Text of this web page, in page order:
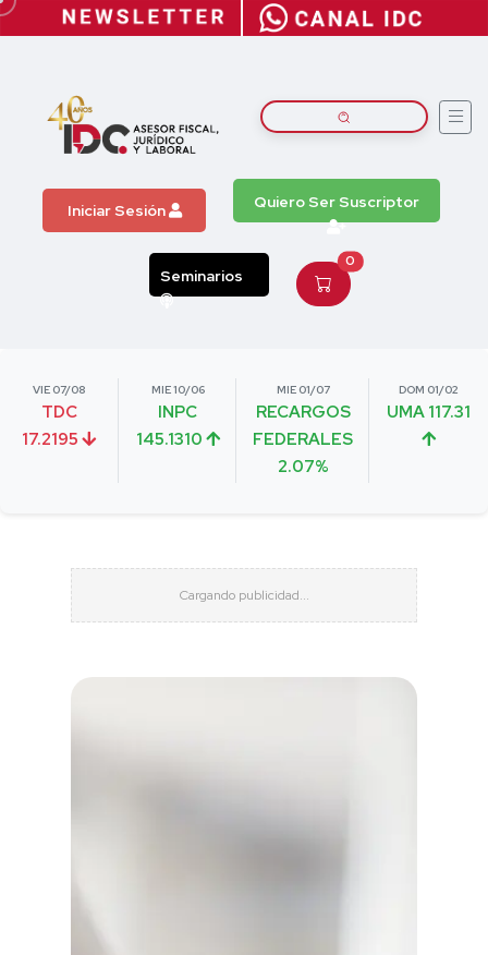
Iniciar Sesión Quiero Ser Suscriptor
Seminarios
0
VIE 07/08
TDC
17.2195
MIE 10/06
INPC
145.1310
MIE 01/07
RECARGOS
FEDERALES
2.07%
DOM 01/02
UMA 117.31